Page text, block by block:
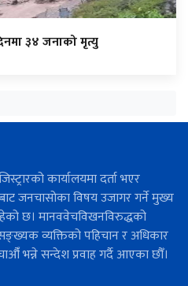
३४ जनाको मृत्यु
कार्यालयमा दर्ता भएर
जनचासोका विषय उजागर गर्ने मुख्य
छ। मानववेचविखनविरुद्धको
व्यक्तिको पहिचान र अधिकार
भन्ने सन्देश प्रवाह गर्दै आएका छौँ।